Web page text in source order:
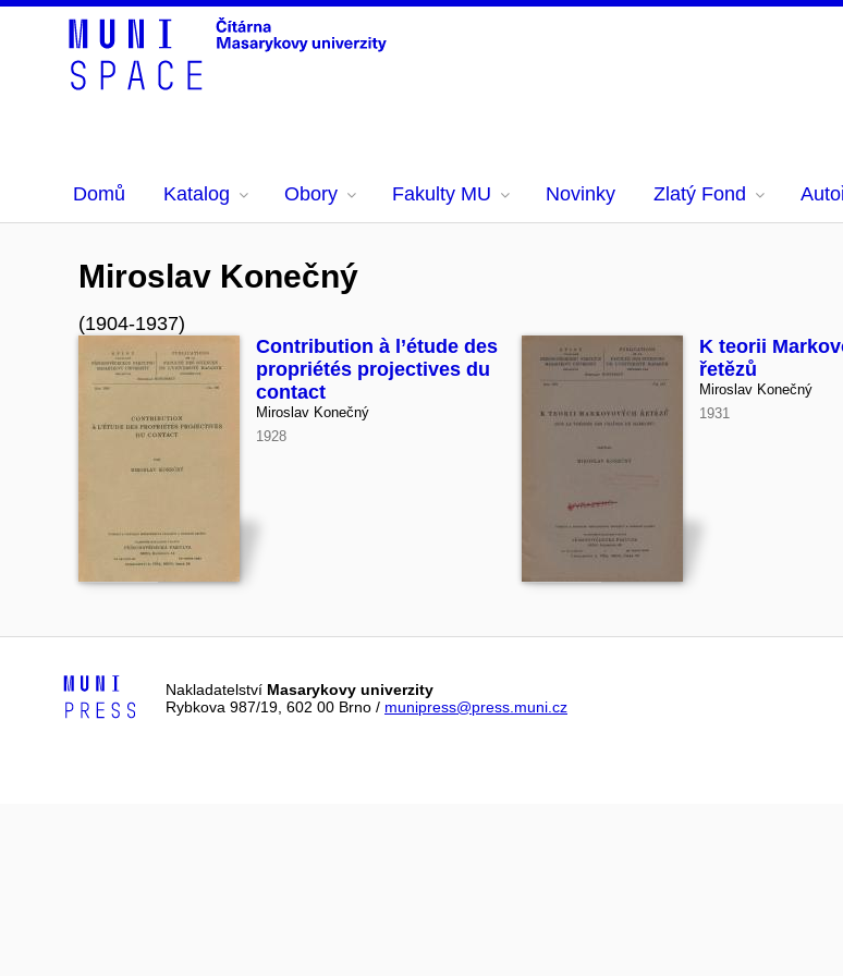
Domů Katalog Obory Fakulty MU Novinky Zlatý Fond
Miroslav Konečný
(1904-1937)
Contribution à l’étude des
propriétés projectives du
contact
Miroslav Konečný
1928
K teorii
řetězů
Miroslav Konečný
1931
Nakladatelství Masarykovy univerzity
Rybkova 987/19, 602 00 Brno / munipress@press.muni.cz